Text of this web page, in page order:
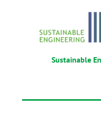
Sustainable